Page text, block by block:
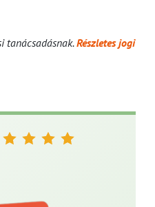
tanácsadásnak.Részletes jogi